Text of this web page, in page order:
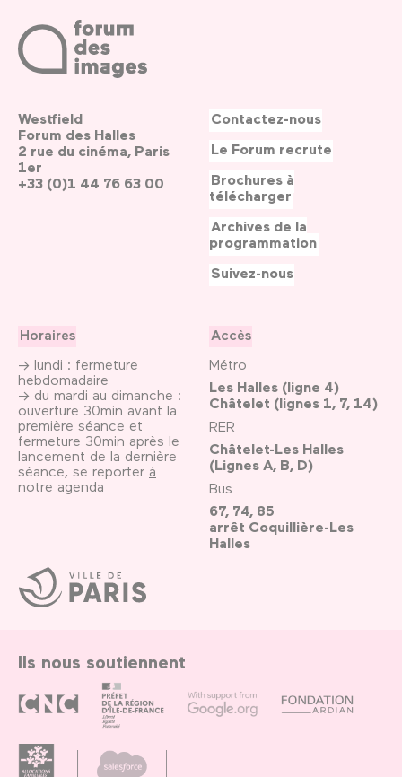
Ville
de
Paris
Westfield
Forum des Halles
2 rue du cinéma, Paris
1er
+33 (0)1 44 76 63 00
Horaires
→ lundi : fermeture
hebdomadaire
→ du mardi au dimanche :
ouverture 30min avant la
première séance et
fermeture 30min après le
lancement de la dernière
séance, se reporter à
notre agenda
Accès
Métro
Les Halles (ligne 4)
Châtelet (lignes 1, 7, 14)
RER
Châtelet-Les Halles
(Lignes A, B, D)
Bus
67, 74, 85
arrêt Coquillière-Les
Halles
Contactez-nous
Le Forum recrute
Brochures à
télécharger
Archives de la
programmation
Suivez-nous
Ils nous soutiennent